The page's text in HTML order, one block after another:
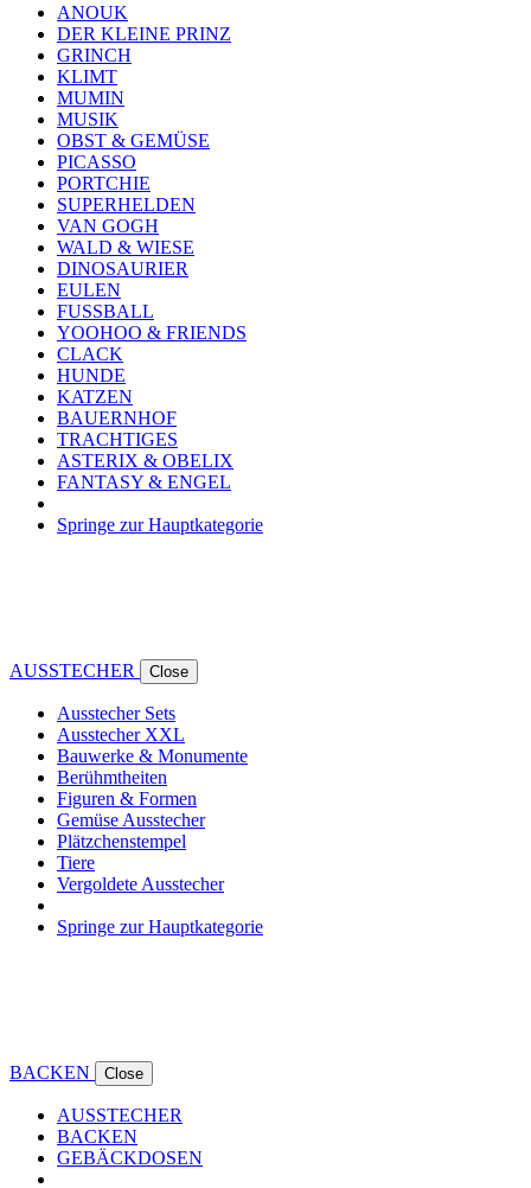
ANOUK
DER KLEINE PRINZ
GRINCH
KLIMT
MUMIN
MUSIK
OBST & GEMÜSE
PICASSO
PORTCHIE
SUPERHELDEN
VAN GOGH
WALD & WIESE
DINOSAURIER
EULEN
FUSSBALL
YOOHOO & FRIENDS
CLACK
HUNDE
KATZEN
BAUERNHOF
TRACHTIGES
ASTERIX & OBELIX
FANTASY & ENGEL
Springe zur Hauptkategorie
AUSSTECHER Close
Ausstecher Sets
Ausstecher XXL
Bauwerke & Monumente
Berühmtheiten
Figuren & Formen
Gemüse Ausstecher
Plätzchenstempel
Tiere
Vergoldete Ausstecher
Springe zur Hauptkategorie
BACKEN Close
AUSSTECHER
BACKEN
GEBÄCKDOSEN